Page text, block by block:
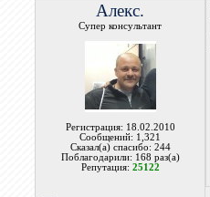
Алекс.
Супер консультант
Регистрация: 18.02.2010
Сообщений: 1,321
Сказал(а) спасибо: 244
Поблагодарили: 168 раз(а)
Репутация: 25122